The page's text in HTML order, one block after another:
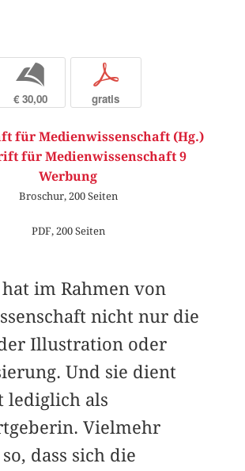
b
€ 30,00
p
gratis
für Medienwissenschaft (Hg.)
für Medienwissenschaft 9
Werbung
Broschur, 200 Seiten
PDF, 200 Seiten
im Rahmen von
nicht nur die
Illustration oder
Und sie dient
lediglich als
Vielmehr
dass sich die